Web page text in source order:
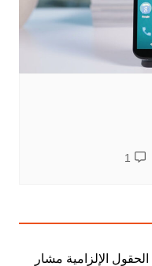
1
الحقول الإلزامية مشار